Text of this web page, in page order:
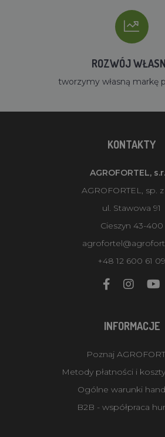
ROZWÓJ
tworzymy własną markę
KONTAKTY
AGROFORTEL,
AGROFORTEL, sp.
ul. Stawowa 91
Cieszyn 43-400
+48 12 600 61 09
INFORMACJE
Poznaj
Metody płatności i
Ogólne warunki
B2B - współpraca